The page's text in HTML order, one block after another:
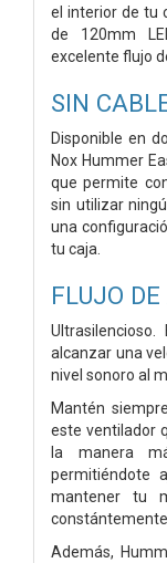
el interior de tu
de 120mm
excelente flujo
SIN
Disponible en
Nox Hummer
que permite
sin utilizar
una
tu caja.
FLUJO
alcanzar una
nivel sonoro al
Mantén
este ventilador
la manera
permitiéndote
mantener tu
constántemente.
Además,